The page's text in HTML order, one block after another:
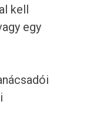
kell
egy